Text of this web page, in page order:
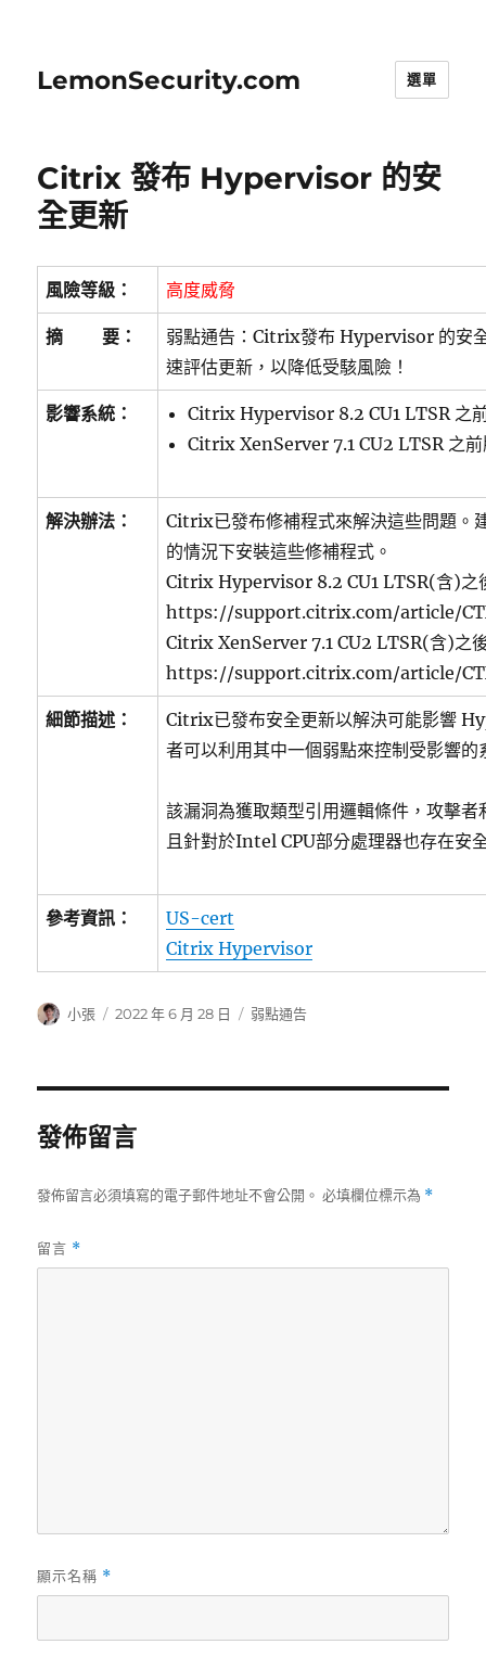
LemonSecurity.com 選單
Citrix 發布 Hypervisor 的安
全更新
風險等級： 高度威脅
摘 要：
弱點通告：Citrix發布 Hypervisor 的安
速評估更新，以降低受駭風險！
影響系統：
Citrix Hypervisor 8.2 CU1 LTSR 之
Citrix XenServer 7.1 CU2 LTSR 之
解決辦法：
Citrix已發布修補程式來解決這些問題。
的情況下安裝這些修補程式。
Citrix Hypervisor 8.2 CU1 LTSR(含)之
https://support.citrix.com/article/
Citrix XenServer 7.1 CU2 LTSR(含)之
https://support.citrix.com/article/
細節描述：
Citrix已發布安全更新以解決可能影響
者可以利用其中一個弱點來控制受影響的
該漏洞為獲取類型引用邏輯條件，攻擊
且針對於Intel CPU部分處理器也存在安
參考資訊：
US-cert
Citrix Hypervisor
作
小張
發
2022 年 6 月 28 日
分
弱點通告
發佈留言
發佈留言必須填寫的電子郵件地址不會公開。 必填欄位標示為 *
留言 *
顯示名稱 *